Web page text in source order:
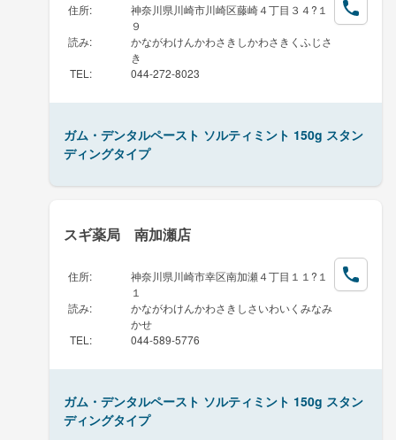
住所:
神奈川県川崎市川崎区藤崎４丁目３４?１
９
読み:
かながわけんかわさきしかわさきくふじさ
き
TEL : 044-272-8023
ガム・デンタルペースト ソルティミント 150g スタン
ディングタイプ
スギ薬局 南加瀬店
住所:
神奈川県川崎市幸区南加瀬４丁目１１?１
１
読み:
かながわけんかわさきしさいわいくみなみ
かせ
TEL : 044-589-5776
ガム・デンタルペースト ソルティミント 150g スタン
ディングタイプ